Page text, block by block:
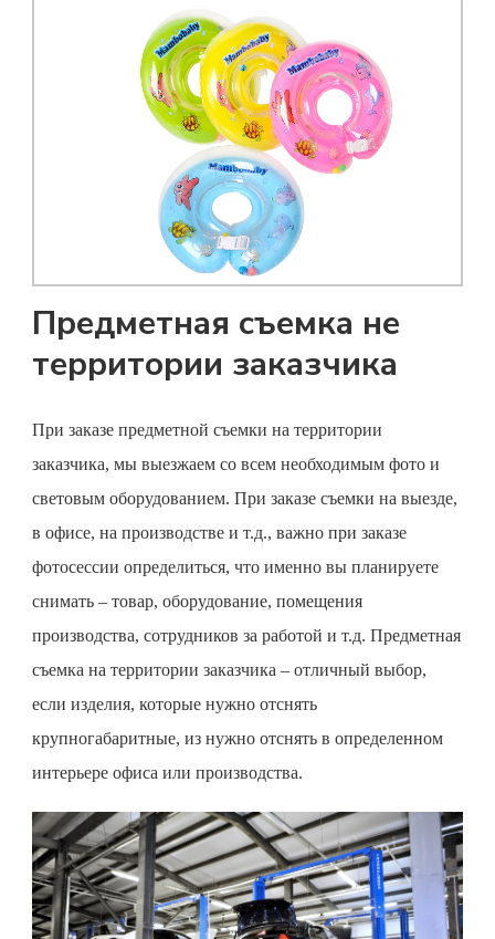
Предметная съемка не
территории заказчика
При заказе предметной съемки на территории
заказчика, мы выезжаем со всем необходимым фото и
световым оборудованием. При заказе съемки на выезде,
в офисе, на производстве и т.д., важно при заказе
фотосессии определиться, что именно вы планируете
снимать – товар, оборудование, помещения
производства, сотрудников за работой и т.д. Предметная
съемка на территории заказчика – отличный выбор,
если изделия, которые нужно отснять
крупногабаритные, из нужно отснять в определенном
интерьере офиса или производства.